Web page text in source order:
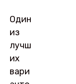
Один
из
лучш
их
вари